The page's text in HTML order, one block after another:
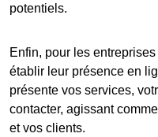
potentiels.
Enfin, pour les
établir leur présence en
présente vos services,
contacter, agissant
et vos clients.